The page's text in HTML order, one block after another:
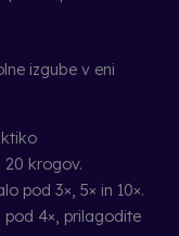
izgube v eni
20 krogov.
pod 3×, 5× in 10×.
4×, prilagodite